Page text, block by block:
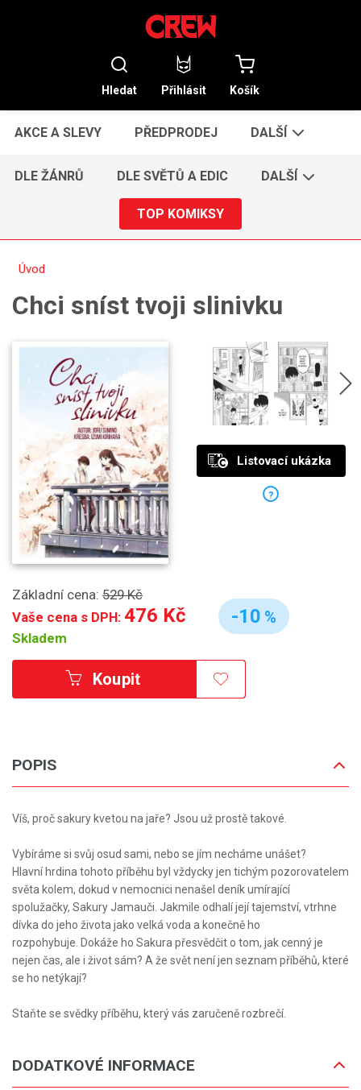
Hledat Přihlásit Košík
AKCE A SLEVY PŘEDPRODEJ DALŠÍ
DLE ŽÁNRŮ DLE SVĚTŮ A EDIC DALŠÍ
TOP KOMIKSY
Úvod
Chci sníst tvoji slinivku
Základní cena: 529 Kč
Vaše cena s DPH: 476 Kč
Skladem
-10 %
Koupit
POPIS
Víš, proč sakury kvetou na jaře? Jsou už prostě takové.
Vybíráme si svůj osud sami, nebo se jím necháme unášet?
Hlavní hrdina tohoto příběhu byl vždycky jen tichým pozorovatelem
světa kolem, dokud v nemocnici nenašel deník umírající
spolužačky, Sakury Jamauči. Jakmile odhalí její tajemství, vtrhne
dívka do jeho života jako velká voda a konečně ho
rozpohybuje. Dokáže ho Sakura přesvědčit o tom, jak cenný je
nejen čas, ale i život sám? A že svět není jen seznam příběhů, které
se ho netýkají?
Staňte se svědky příběhu, který vás zaručeně rozbrečí.
DODATKOVÉ INFORMACE
Listovací ukázka
?